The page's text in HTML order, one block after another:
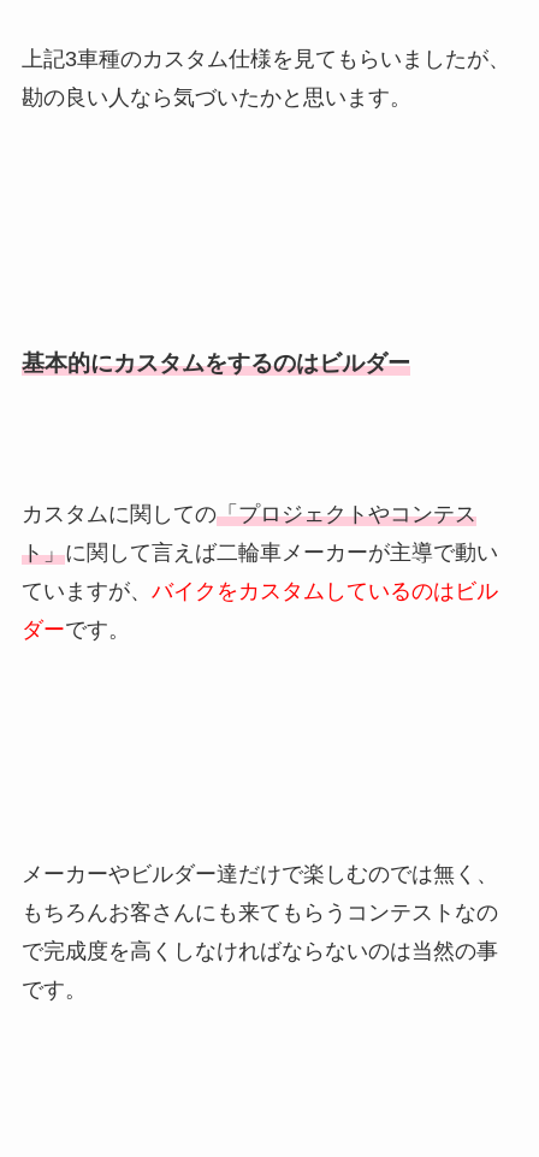
上記3車種のカスタム仕様を見てもらいましたが、
勘の良い人なら気づいたかと思います。
基本的にカスタムをするのはビルダー
カスタムに関しての「プロジェクトやコンテス
ト」に関して言えば二輪車メーカーが主導で動い
ていますが、 バイクをカスタムしているのはビル
ダーです。
メーカーやビルダー達だけで楽しむのでは無く、
もちろんお客さんにも来てもらうコンテストなの
で完成度を高くしなければならないのは当然の事
です。